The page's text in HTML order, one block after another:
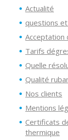
Actualité
questions
Acceptation
Tarifs
Quelle
Qualité
Nos clients
Mentions
Certificats
thermique